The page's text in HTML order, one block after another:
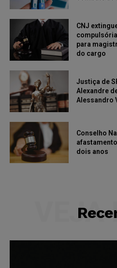
CNJ
para
do cargo
Justiça de
Alexandre
Alessandro
Conselho
dois anos
VEJA